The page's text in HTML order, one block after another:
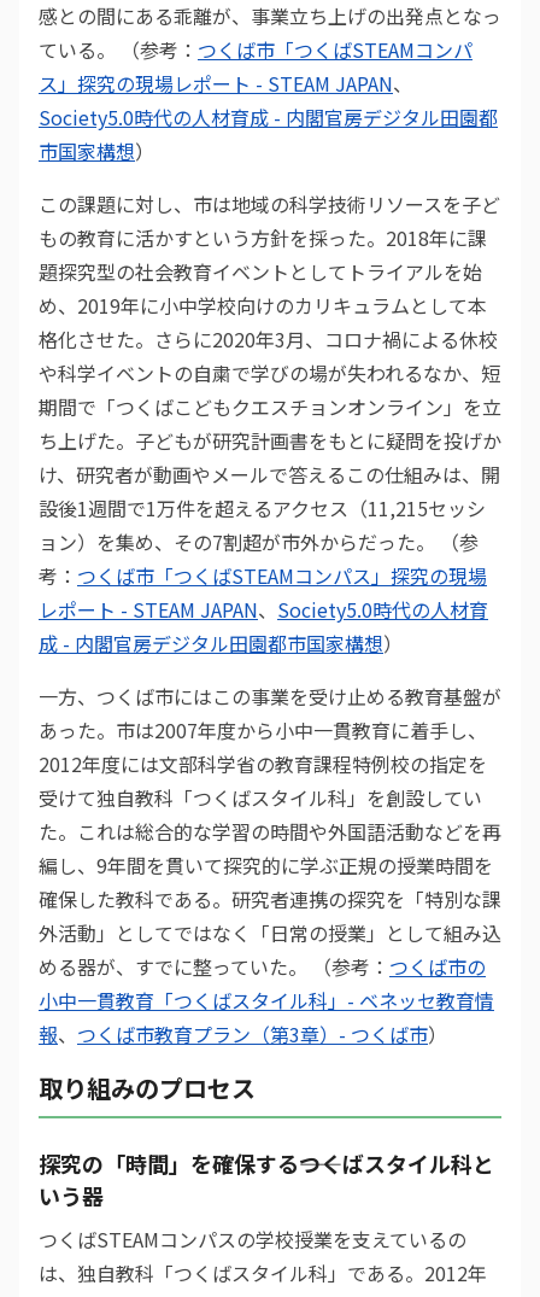
感との間にある乖離が、事業立ち上げの出発点となっ
ている。 （参考： つくば市「つくばSTEAMコンパ
ス」探究の現場レポート - STEAM JAPAN、
Society5.0時代の人材育成 - 内閣官房デジタル田園都
市国家構想）
この課題に対し、市は地域の科学技術リソースを子ど
もの教育に活かすという方針を採った。2018年に課
題探究型の社会教育イベントとしてトライアルを始
め、2019年に小中学校向けのカリキュラムとして本
格化させた。さらに2020年3月、コロナ禍による休校
や科学イベントの自粛で学びの場が失われるなか、短
期間で「つくばこどもクエスチョンオンライン」を立
ち上げた。子どもが研究計画書をもとに疑問を投げか
け、研究者が動画やメールで答えるこの仕組みは、開
設後1週間で1万件を超えるアクセス（11,215セッシ
ョン）を集め、その7割超が市外からだった。 （参
考： つくば市「つくばSTEAMコンパス」探究の現場
レポート - STEAM JAPAN、 Society5.0時代の人材育
成 - 内閣官房デジタル田園都市国家構想）
一方、つくば市にはこの事業を受け止める教育基盤が
あった。市は2007年度から小中一貫教育に着手し、
2012年度には文部科学省の教育課程特例校の指定を
受けて独自教科「つくばスタイル科」を創設してい
た。これは総合的な学習の時間や外国語活動などを再
編し、9年間を貫いて探究的に学ぶ正規の授業時間を
確保した教科である。研究者連携の探究を「特別な課
外活動」としてではなく「日常の授業」として組み込
める器が、すでに整っていた。 （参考： つくば市の
小中一貫教育「つくばスタイル科」- ベネッセ教育情
報、 つくば市教育プラン（第3章）- つくば市）
取り組みのプロセス
探究の「時間」を確保する――つくばスタイル科と
いう器
つくばSTEAMコンパスの学校授業を支えているの
は、独自教科「つくばスタイル科」である。2012年